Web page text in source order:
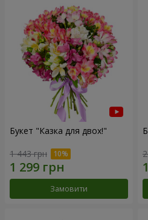
Букет "Казка для двох!"
1 443 грн
Замовити